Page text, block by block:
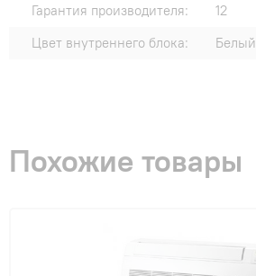
Гарантия производителя:
12
Цвет внутреннего блока:
Белый
Похожие товары